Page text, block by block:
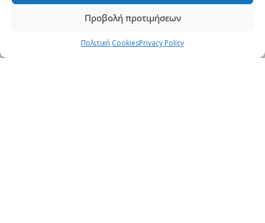
Προβολή προτιμήσεων
Πολιτική CookiesPrivacy Policy